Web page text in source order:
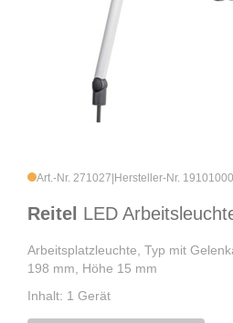
Art.-Nr. 271027 Hersteller-Nr. 19101000
Reitel LED
Arbeitsplatzleuchte, Typ mit
198 mm, Höhe 15 mm
Inhalt: 1 Gerät